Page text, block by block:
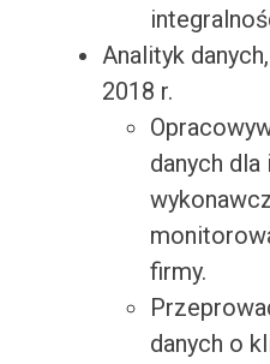
Analityk
2018 r.
danych
firmy.
danych o